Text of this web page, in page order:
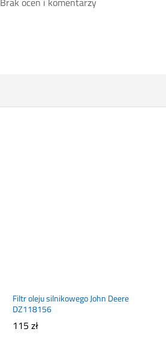
Filtr oleju silnikowego John Deere
DZ118156
115zł